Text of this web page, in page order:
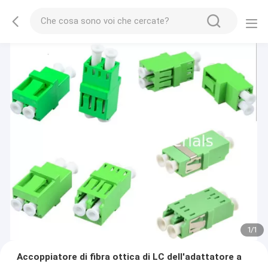
1/1
Accoppiatore di fibra ottica di LC dell'adattatore a